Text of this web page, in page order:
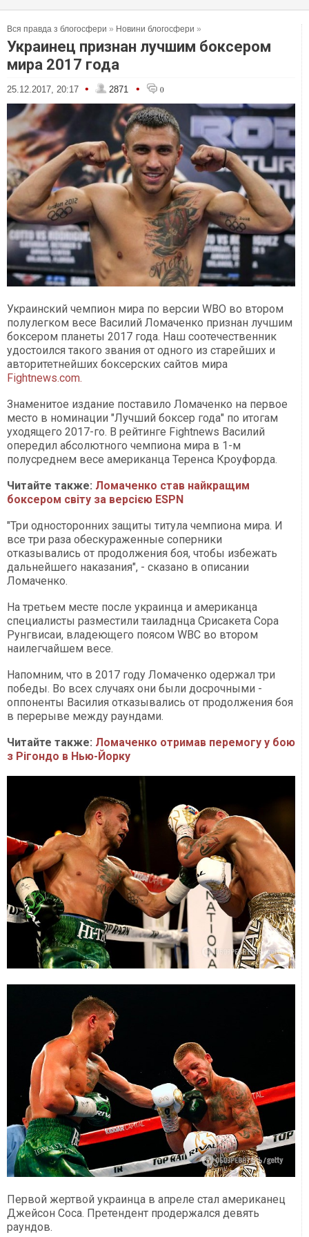
Вся правда з блогосфери » Новини блогосфери »
Украинец признан лучшим боксером
мира 2017 года
25.12.2017, 20:17 • 2871 • 0
Украинский чемпион мира по версии WBO во втором
полулегком весе Василий Ломаченко признан лучшим
боксером планеты 2017 года. Наш соотечественник
удостоился такого звания от одного из старейших и
авторитетнейших боксерских сайтов мира
Fightnews.com.
Знаменитое издание поставило Ломаченко на первое
место в номинации "Лучший боксер года" по итогам
уходящего 2017-го. В рейтинге Fightnews Василий
опередил абсолютного чемпиона мира в 1-м
полусреднем весе американца Теренса Кроуфорда.
Читайте также: Ломаченко став найкращим
боксером світу за версією ESPN
"Три односторонних защиты титула чемпиона мира. И
все три раза обескураженные соперники
отказывались от продолжения боя, чтобы избежать
дальнейшего наказания", - сказано в описании
Ломаченко.
На третьем месте после украинца и американца
специалисты разместили таиладнца Срисакета Сора
Рунгвисаи, владеющего поясом WBC во втором
наилегчайшем весе.
Напомним, что в 2017 году Ломаченко одержал три
победы. Во всех случаях они были досрочными -
оппоненты Василия отказывались от продолжения боя
в перерыве между раундами.
Читайте также: Ломаченко отримав перемогу у бою
з Рігондо в Нью-Йорку
Первой жертвой украинца в апреле стал американец
Джейсон Соса. Претендент продержался девять
раундов.